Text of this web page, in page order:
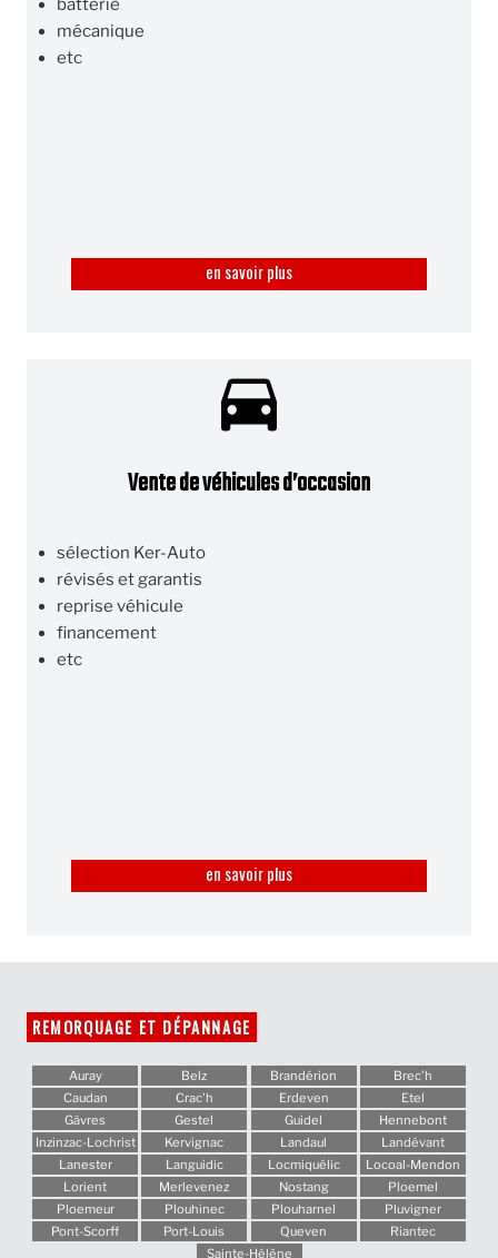
batterie
mécanique
etc
en savoir plus
Vente de véhicules d’occasion
sélection Ker-Auto
révisés et garantis
reprise véhicule
financement
etc
en savoir plus
REMORQUAGE ET DÉPANNAGE
Auray Belz Brandérion
Brec'h
Caudan
Crac'h Erdeven
Etel
Gâvres
Gestel Guidel
Hennebont
Inzinzac-Lochrist
Kervignac Landaul
Landévant
Lanester
Languidic Locmiquélic
Locoal-Mendon
Lorient
Merlevenez Nostang
Ploemel
Ploemeur
Plouhinec Plouharnel
Pluvigner
Pont-Scorff
Port-Louis Queven
Riantec
Sainte-Hélène